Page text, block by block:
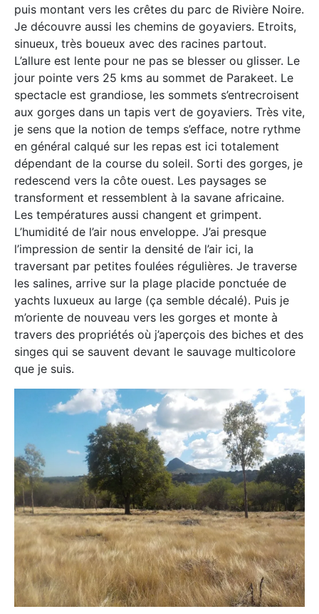
puis montant vers les crêtes du parc de Rivière Noire.
Je découvre aussi les chemins de goyaviers. Etroits,
sinueux, très boueux avec des racines partout.
L’allure est lente pour ne pas se blesser ou glisser. Le
jour pointe vers 25 kms au sommet de Parakeet. Le
spectacle est grandiose, les sommets s’entrecroisent
aux gorges dans un tapis vert de goyaviers. Très vite,
je sens que la notion de temps s’efface, notre rythme
en général calqué sur les repas est ici totalement
dépendant de la course du soleil. Sorti des gorges, je
redescend vers la côte ouest. Les paysages se
transforment et ressemblent à la savane africaine.
Les températures aussi changent et grimpent.
L’humidité de l’air nous enveloppe. J’ai presque
l’impression de sentir la densité de l’air ici, la
traversant par petites foulées régulières. Je traverse
les salines, arrive sur la plage placide ponctuée de
yachts luxueux au large (ça semble décalé). Puis je
m’oriente de nouveau vers les gorges et monte à
travers des propriétés où j’aperçois des biches et des
singes qui se sauvent devant le sauvage multicolore
que je suis.